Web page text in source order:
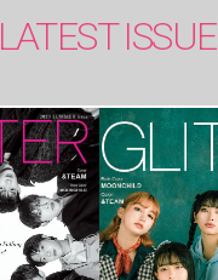
LATEST ISSUE